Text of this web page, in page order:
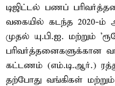
டிஜிட்டல் பணப்
வகையில் கடந்த 2020-
முதல் யு.பி.ஐ. மற்றும்
பரிவர்த்தனைகளுக்கான
கட்டணம் (எம்.டி.ஆர்.)
தற்போது வங்கிகள்